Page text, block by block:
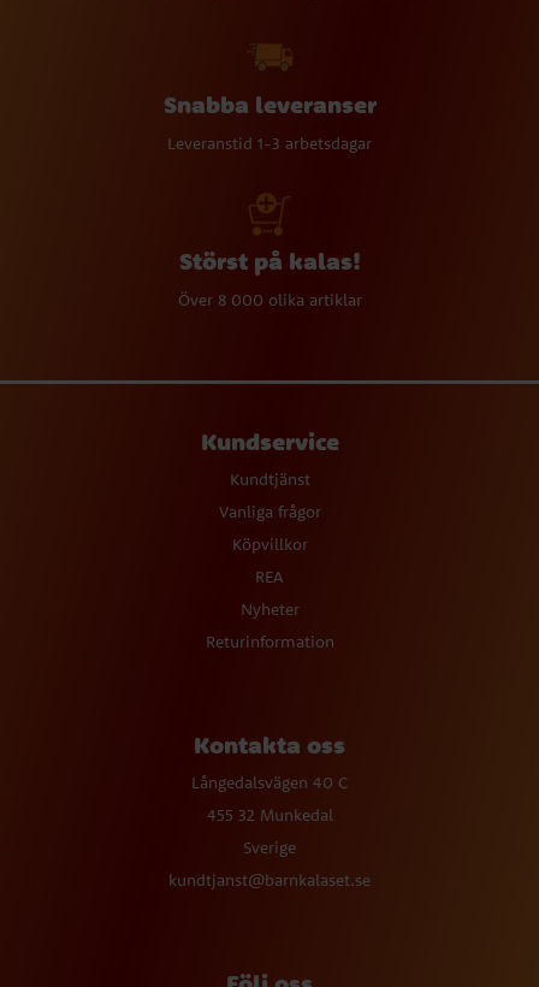
Snabba leveranser
Leveranstid 1-3 arbetsdagar
Störst på kalas!
Över 8 000 olika artiklar
Kundservice
Kundtjänst
Vanliga frågor
Köpvillkor
REA
Nyheter
Returinformation
Kontakta oss
Långedalsvägen 40 C
455 32 Munkedal
Sverige
kundtjanst@barnkalaset.se